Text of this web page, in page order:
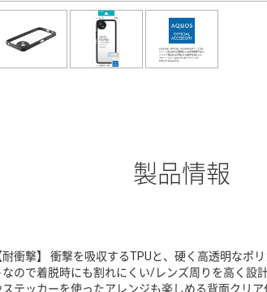
製品情報
耐衝撃】 衝撃を吸収するTPUと、硬く高透明なポ
なので着脱時にも割れにくい/レンズ周りを高く設
ステッカーを使ったアレンジも楽しめる背面クリ